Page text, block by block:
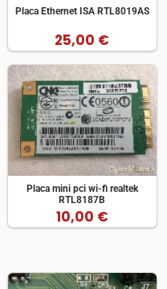
Placa Ethernet ISA RTL8019AS
25,00 €
Placa mini pci wi-fi realtek
RTL8187B
10,00 €